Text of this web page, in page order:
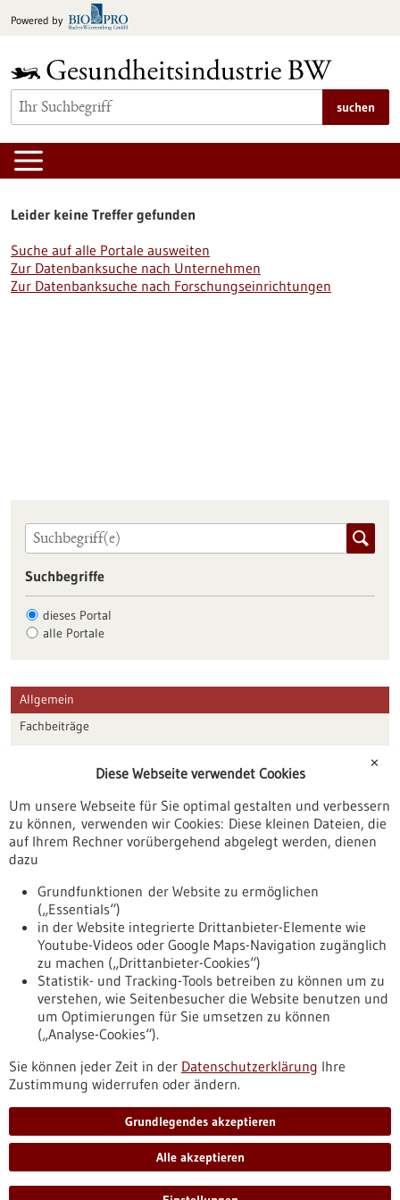
Inhalt
Powered by
suchen
Leider keine Treffer gefunden
Suche auf alle Portale ausweiten
Zur Datenbanksuche nach Unternehmen
Zur Datenbanksuche nach Forschungseinrichtungen
Suchbegriffe
dieses Portal
alle Portale
Allgemein
Fachbeiträge
Veranstaltungen
Erscheinungsdatum
Nach oben
Informiert bleiben
Newsletter abonnieren
✕
Diese Webseite verwendet Cookies
Um unsere Webseite für Sie optimal gestalten und verbessern
zu können, verwenden wir Cookies: Diese kleinen Dateien, die
auf Ihrem Rechner vorübergehend abgelegt werden, dienen
dazu
Grundfunktionen der Website zu ermöglichen
(„Essentials“)
in der Website integrierte Drittanbieter-Elemente wie
Youtube-Videos oder Google Maps-Navigation zugänglich
zu machen („Drittanbieter-Cookies“)
Statistik- und Tracking-Tools betreiben zu können um zu
verstehen, wie Seitenbesucher die Website benutzen und
um Optimierungen für Sie umsetzen zu können
(„Analyse-Cookies“).
Sie können jeder Zeit in der Datenschutzerklärung Ihre
Zustimmung widerrufen oder ändern.
Grundlegendes akzeptieren
Alle akzeptieren